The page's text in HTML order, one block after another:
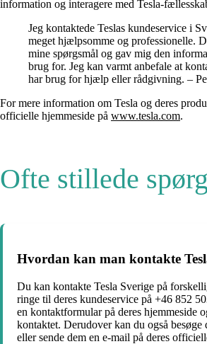
information og interagere med Tesla-
Jeg kontaktede Teslas kundeservice i
meget hjælpsomme og professionelle.
mine spørgsmål og gav mig den
brug for. Jeg kan varmt anbefale at
har brug for hjælp eller rådgivning. –
For mere information om Tesla og deres
officielle hjemmeside på www.tesla.com.
Ofte stillede
Hvordan kan man kontakte
Du kan kontakte Tesla Sverige på
ringe til deres kundeservice på +46 852
en kontaktformular på deres hjemmeside
kontaktet. Derudover kan du også besøge
eller sende dem en e-mail på deres